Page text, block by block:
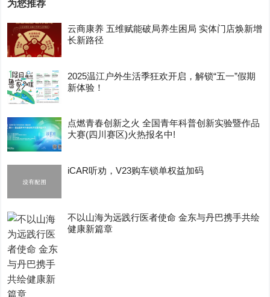
为您推荐
云商康养 五维赋能破局养生困局 实体门店焕新增
长新路径
2025温江户外生活季狂欢开启，解锁“五一”假期
新体验！
点燃青春创新之火 全国青年科普创新实验暨作品
大赛(四川赛区)火热报名中!
iCAR听劝，V23购车锁单权益加码
不以山海为远践行医者使命 金东与丹巴携手共绘
健康新篇章